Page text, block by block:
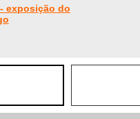
exposição do